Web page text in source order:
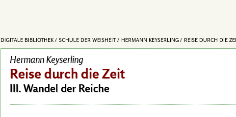
DIGITALE BIBLIOTHEK SCHULE DER WEISHEIT HERMANN KEYSERLING REISE DURCH DIE
Hermann Keyserling
Reise durch die Zeit
III. Wandel der Reiche